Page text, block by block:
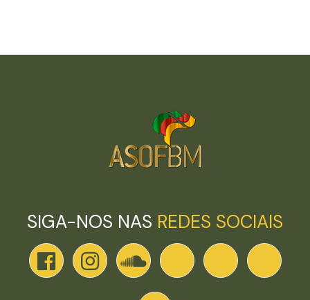
SIGA-NOS NAS REDES SOCIAIS